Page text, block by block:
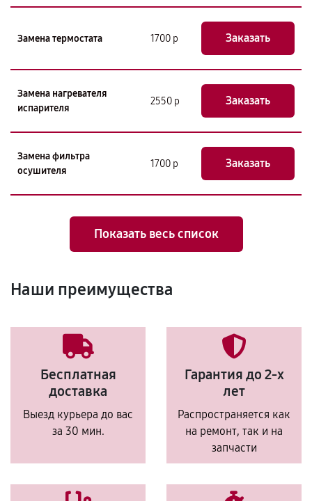
Замена термостата 1700 р Заказать
Замена нагревателя
испарителя
2550 р Заказать
Замена фильтра
осушителя
1700 р Заказать
Показать весь список
Наши преимущества
Бесплатная
доставка
Выезд курьера до вас
за 30 мин.
Гарантия до 2-х
лет
Распространяется как
на ремонт, так и на
запчасти